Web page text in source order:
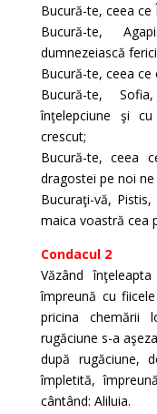
Bucură-te, ceea
Bucură-te,
dumnezeiască
Bucură-te, ceea
Bucură-te,
înţelepciune şi
crescut;
Bucură-te, ceea
dragostei pe noi
Bucuraţi-vă,
maica voastră cea
Condacul 2
Văzând
împreună cu
pricina chemării
rugăciune s-a
după rugăciune,
împletită,
cântând: Aliluia.